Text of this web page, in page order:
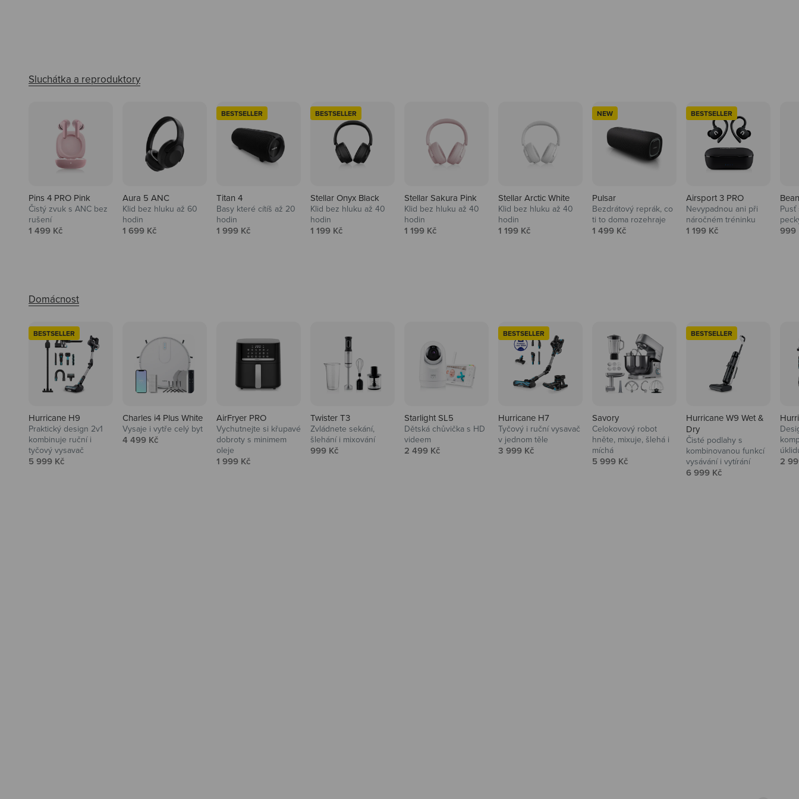
Pins 4 PRO Pink
Čistý zvuk s ANC bez
rušení
Prodejní cena
1 499 Kč
Aura 5 ANC
Klid bez hluku až 60
hodin
Prodejní cena
1 699 Kč
BESTSELLER
Titan 4
Basy které cítíš až 20
hodin
Prodejní cena
1 999 Kč
BESTSELLER
Stellar Onyx Black
Klid bez hluku až 40
hodin
Prodejní cena
1 199 Kč
Stellar Sakura Pink
Klid bez hluku až 40
hodin
Prodejní cena
1 199 Kč
Stellar Arctic White
Klid bez hluku až 40
hodin
Prodejní cena
1 199 Kč
NEW
Pulsar
Bezdrátový reprák, co
ti to doma rozehraje
Prodejní cena
1 499 Kč
BESTSELLER
Airsport 3 PRO
Nevypadnou ani při
náročném tréninku
Prodejní cena
1 199 Kč 999
BESTSELLER
Hurricane H9
Praktický design 2v1
kombinuje ruční i
tyčový vysavač
Prodejní cena
5 999 Kč
Charles i4 Plus White
Vysaje i vytře celý byt
Prodejní cena
4 499 Kč
AirFryer PRO
Vychutnejte si křupavé
dobroty s minimem
oleje
Prodejní cena
1 999 Kč
Twister T3
Zvládnete sekání,
šlehání i mixování
Prodejní cena
999 Kč
Starlight SL5
Dětská chůvička s HD
videem
Prodejní cena
2 499 Kč
BESTSELLER
Hurricane H7
Tyčový i ruční vysavač
v jednom těle
Prodejní cena
3 999 Kč
Savory
Celokovový robot
hněte, mixuje, šlehá i
míchá
Prodejní cena
5 999 Kč
BESTSELLER
Hurricane W9 Wet &
Dry
Čisté podlahy s
kombinovanou funkcí
vysávání i vytírání
Prodejní cena
6 999 Kč
2
Audio
Niceboy sluchátka a repráky ti
padnou do noty.
Domácnost
Vysavače, parťáci do kuchyně i